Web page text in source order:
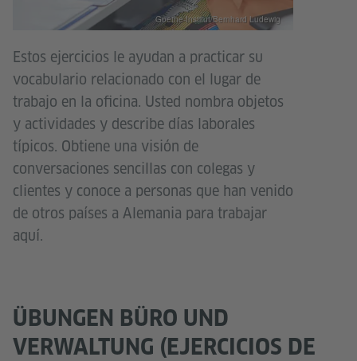
Goethe-Institut/Bernhard Ludewig
Estos ejercicios le ayudan a practicar su
vocabulario relacionado con el lugar de
trabajo en la oficina. Usted nombra objetos
y actividades y describe días laborales
típicos. Obtiene una visión de
conversaciones sencillas con colegas y
clientes y conoce a personas que han venido
de otros países a Alemania para trabajar
aquí.
ÜBUNGEN BÜRO UND
VERWALTUNG (EJERCICIOS DE